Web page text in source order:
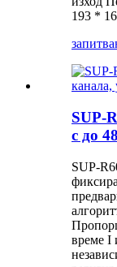
193 *
SUP-
с до
SUP-
време I